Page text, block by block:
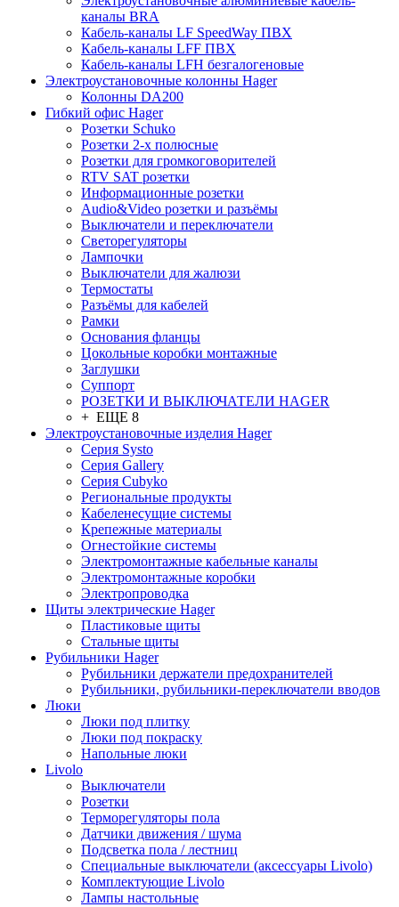
каналы BRA
Кабель-каналы LF SpeedWay ПВХ
Кабель-каналы LFF ПВХ
Кабель-каналы LFH безгалогеновые
Электроустановочные колонны Hager
Колонны DA200
Гибкий офис Hager
Розетки Schuko
Розетки 2-х полюсные
Розетки для громкоговорителей
RTV SAT розетки
Информационные розетки
Audio&Video розетки и разъёмы
Выключатели и переключатели
Светорегуляторы
Лампочки
Выключатели для жалюзи
Термостаты
Разъёмы для кабелей
Рамки
Основания фланцы
Цокольные коробки монтажные
Заглушки
Суппорт
РОЗЕТКИ И ВЫКЛЮЧАТЕЛИ HAGER
+ ЕЩЕ 8
Электроустановочные изделия Hager
Серия Systo
Серия Gallery
Серия Cubyko
Региональные продукты
Кабеленесущие системы
Крепежные материалы
Огнестойкие системы
Электромонтажные кабельные каналы
Электромонтажные коробки
Электропроводка
Щиты электрические Hager
Пластиковые щиты
Стальные щиты
Рубильники Hager
Рубильники держатели предохранителей
Рубильники, рубильники-переключатели вводов
Люки
Люки под плитку
Люки под покраску
Напольные люки
Livolo
Выключатели
Розетки
Терморегуляторы пола
Датчики движения / шума
Подсветка пола / лестниц
Специальные выключатели (аксессуары Livolo)
Комплектующие Livolo
Лампы настольные